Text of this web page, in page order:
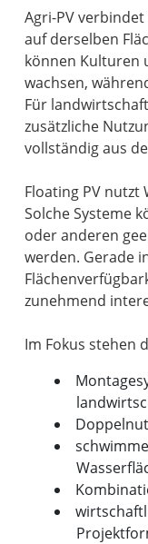
Agri-PV
auf derselben
können Kulturen
wachsen,
Für
zusätzliche
vollständig aus
Floating PV nutzt
Solche Systeme
oder anderen
werden. Gerade
zunehmend